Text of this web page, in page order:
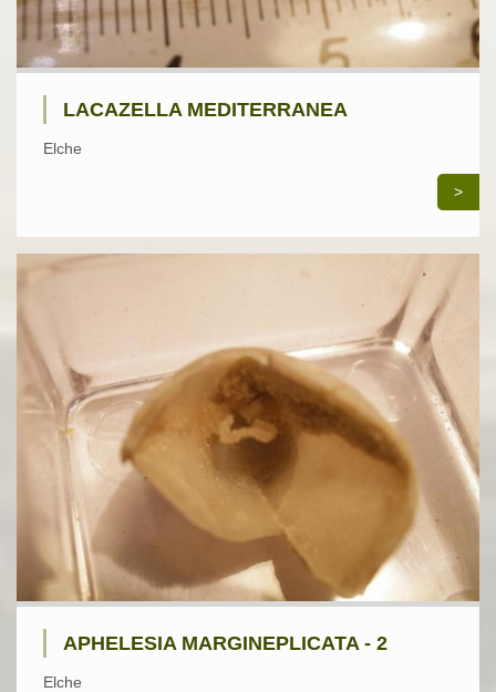
LACAZELLA MEDITERRANEA
Elche
>
APHELESIA MARGINEPLICATA - 2
Elche